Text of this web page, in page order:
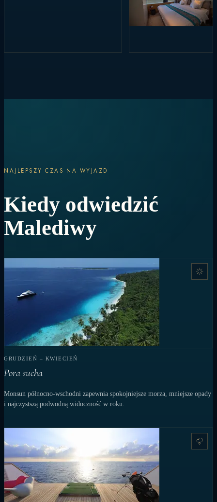
NAJLEPSZY CZAS NA WYJAZD
Kiedy odwiedzić
Malediwy
GRUDZIEŃ – KWIECIEŃ
Pora sucha
Monsun północno-wschodni zapewnia spokojniejsze morza, mniejsze opady
i najczystszą podwodną widoczność w roku.